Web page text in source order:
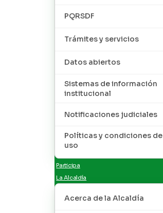
PQRSDF
Trámites y servicios
Datos abiertos
Sistemas de información
institucional
Notificaciones judiciales
Políticas y condiciones de
uso
Participa
La Alcaldía
Acerca de la Alcaldía